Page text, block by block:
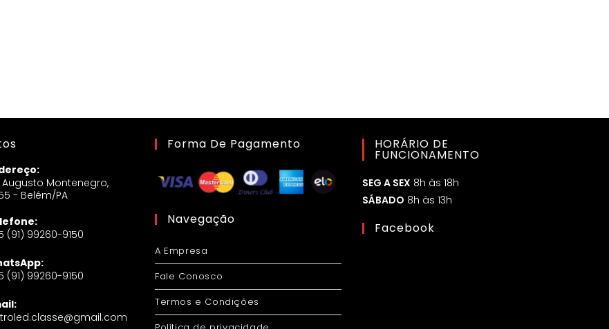
Augusto Montenegro,
- Belém/PA
(91) 99260-9150
(91) 99260-9150
Forma De Pagamento
Navegação
A Empresa
Fale Conosco
Termos e Condições
HORÁRIO DE
FUNCIONAMENTO
SEG A SEX 8h às 18h
SÁBADO 8h às 13h
Facebook